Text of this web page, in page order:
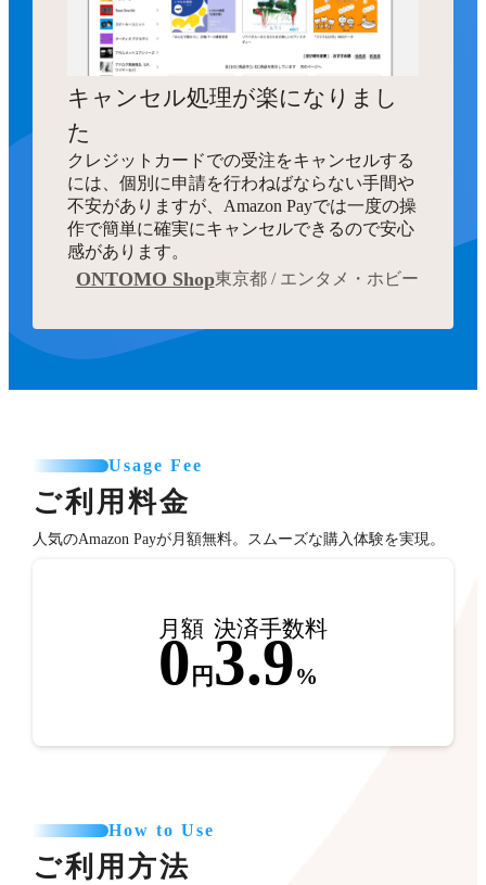
キャンセル処理が楽になりまし
た
クレジットカードでの受注をキャンセルする
には、個別に申請を行わねばならない手間や
不安がありますが、Amazon Payでは一度の操
作で簡単に確実にキャンセルできるので安心
感があります。
ONTOMO Shop東京都 / エンタメ・ホビー
Usage Fee
ご利用料金
人気のAmazon Payが月額無料。スムーズな購入体験を実現。
月額
0円
決済手数料
3.9%
How to Use
ご利用方法